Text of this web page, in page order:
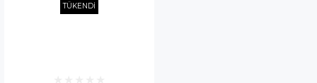
TÜKENDİ